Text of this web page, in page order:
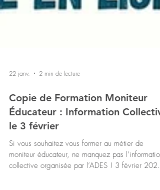
22 janv. 2 min de lecture
Copie de Formation Moniteur
Éducateur : Information